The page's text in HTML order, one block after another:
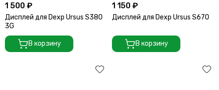
1 500 ₽
Дисплей для Dexp Ursus S380
3G
В корзину
1 150 ₽
Дисплей для Dexp Ursus S670
В корзину